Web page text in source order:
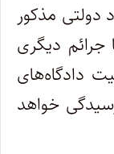
دولتی مذکور
دیگری
دادگاه‌های
خواهد